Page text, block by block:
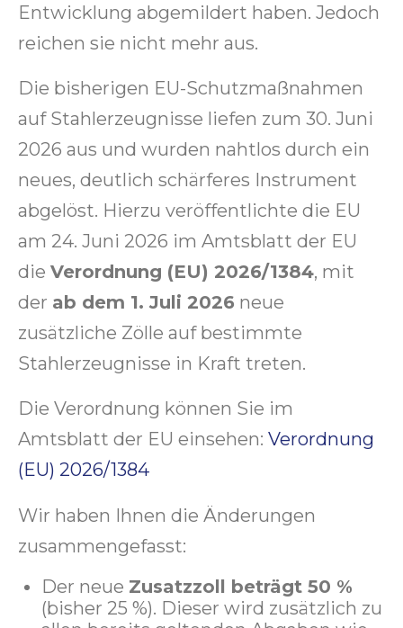
Entwicklung abgemildert haben. Jedoch
reichen sie nicht mehr aus.
Die bisherigen EU-Schutzmaßnahmen
auf Stahlerzeugnisse liefen zum 30. Juni
2026 aus und wurden nahtlos durch ein
neues, deutlich schärferes Instrument
abgelöst. Hierzu veröffentlichte die EU
am 24. Juni 2026 im Amtsblatt der EU
die Verordnung (EU) 2026/1384, mit
der ab dem 1. Juli 2026 neue
zusätzliche Zölle auf bestimmte
Stahlerzeugnisse in Kraft treten.
Die Verordnung können Sie im
Amtsblatt der EU einsehen: Verordnung
(EU) 2026/1384
Wir haben Ihnen die Änderungen
zusammengefasst:
Der neue Zusatzzoll beträgt 50 %
(bisher 25 %). Dieser wird zusätzlich zu